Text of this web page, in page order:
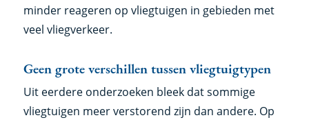
minder reageren op vliegtuigen in gebieden met
veel vliegverkeer.
Geen grote verschillen tussen vliegtuigtypen
Uit eerdere onderzoeken bleek dat sommige
vliegtuigen meer verstorend zijn dan andere. Op